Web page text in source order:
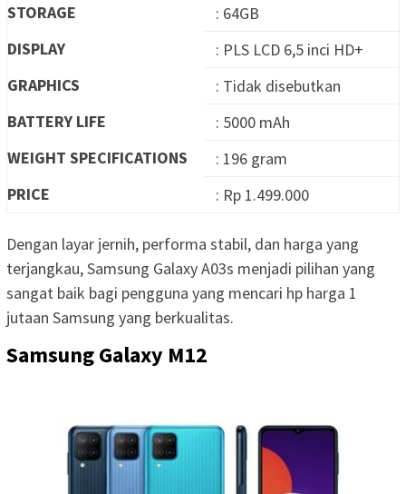
STORAGE
: 64GB
DISPLAY
: PLS LCD 6,5 inci HD+
GRAPHICS
: Tidak disebutkan
BATTERY LIFE
: 5000 mAh
WEIGHT SPECIFICATIONS
: 196 gram
PRICE
: Rp 1.499.000
Dengan layar jernih, performa stabil, dan harga yang
terjangkau, Samsung Galaxy A03s menjadi pilihan yang
sangat baik bagi pengguna yang mencari hp harga 1
jutaan Samsung yang berkualitas.
Samsung Galaxy M12